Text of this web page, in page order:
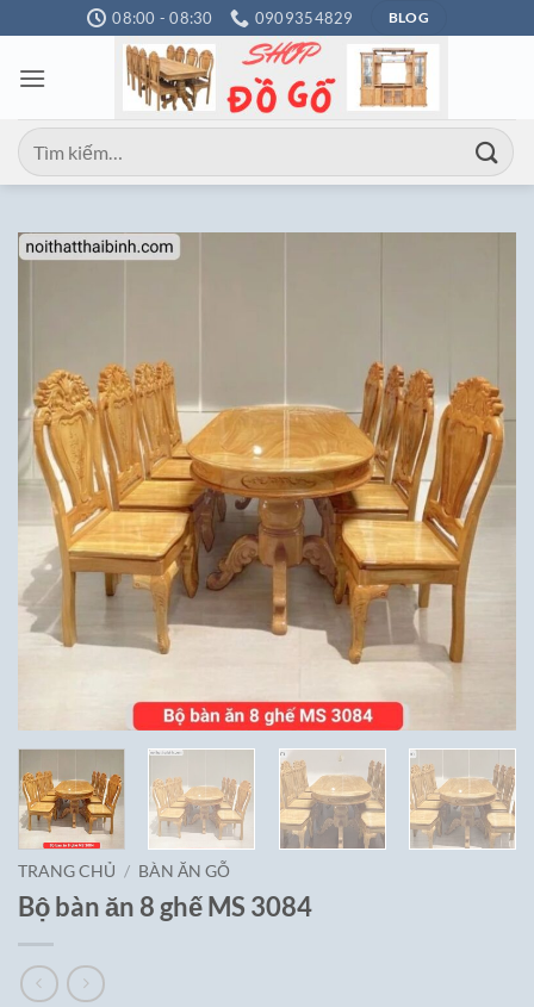
qua
nội
08:00 - 08:30 0909354829 BLOG
Tìm
kiếm:
TRANG CHỦ / BÀN ĂN GỖ
Bộ bàn ăn 8 ghế MS 3084